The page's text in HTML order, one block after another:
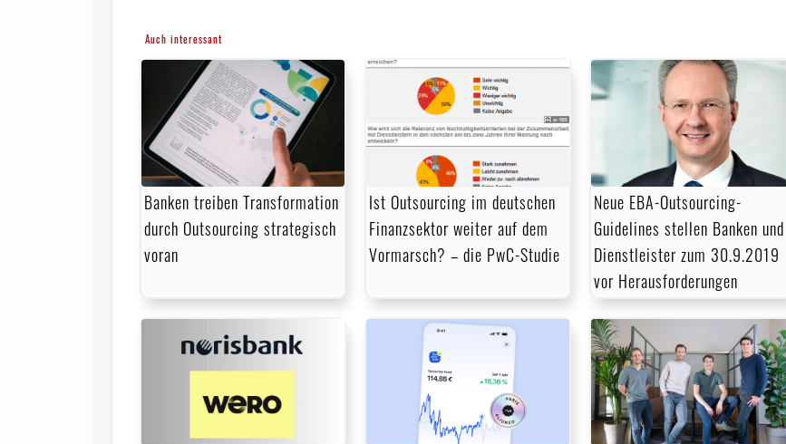
Auch interessant
Banken treiben Transformation
durch Outsourcing strategisch
voran
Ist Outsourcing im deutschen
Finanzsektor weiter auf dem
Vormarsch? – die PwC-Studie
Neue EBA-Outsourcing-
Guidelines stellen Banken und
Dienstleister zum 30.9.2019
vor Herausforderungen